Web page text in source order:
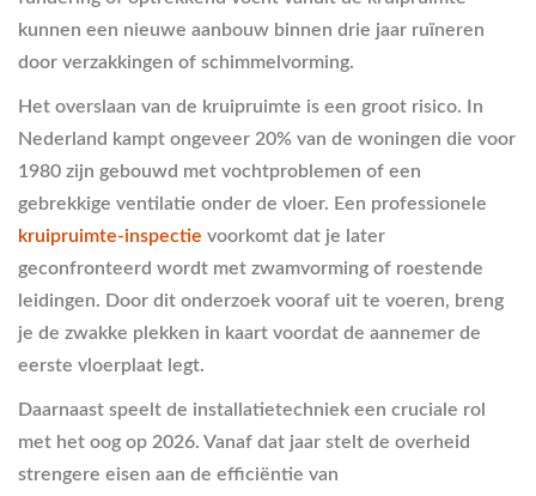
kunnen een nieuwe aanbouw binnen drie jaar ruïneren
door verzakkingen of schimmelvorming.
Het overslaan van de kruipruimte is een groot risico. In
Nederland kampt ongeveer 20% van de woningen die voor
1980 zijn gebouwd met vochtproblemen of een
gebrekkige ventilatie onder de vloer. Een professionele
kruipruimte-inspectie voorkomt dat je later
geconfronteerd wordt met zwamvorming of roestende
leidingen. Door dit onderzoek vooraf uit te voeren, breng
je de zwakke plekken in kaart voordat de aannemer de
eerste vloerplaat legt.
Daarnaast speelt de installatietechniek een cruciale rol
met het oog op 2026. Vanaf dat jaar stelt de overheid
strengere eisen aan de efficiëntie van